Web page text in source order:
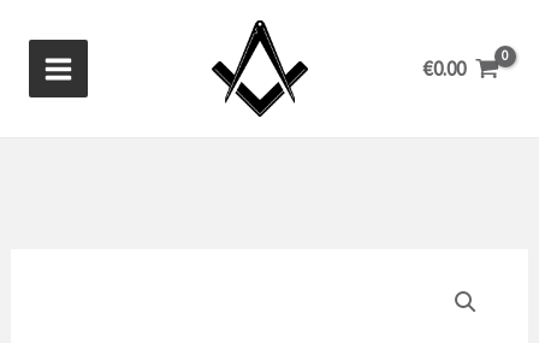
contenido
€0.00